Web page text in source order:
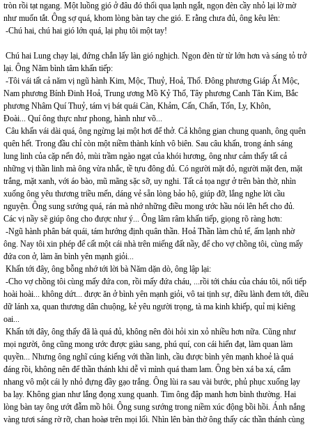
tròn rồi tạt ngang. Một luồng gió ở đâu đó thổi qua lạnh ngắt, ngọn đèn cầy nhỏ lại lờ mờ
như muốn tắt. Ông sợ quá, khom lòng bàn tay che gió. E rằng chưa đủ, ông kêu lên:
-Chú hai, chú hai gió lớn quá, lại phụ tôi một tay!
Chú hai Lung chạy lại, đứng chắn lấy làn gió nghịch. Ngọn đèn từ từ lớn hơn và sáng tỏ trở
lại. Ông Năm bình tâm khấn tiếp:
-Tôi vái tất cả năm vị ngũ hành Kim, Mộc, Thuỷ, Hoả, Thổ. Đông phương Giáp Ất Mộc,
Nam phương Bính Đinh Hoả, Trung ương Mồ Kỷ Thổ, Tây phương Canh Tân Kim, Bắc
phương Nhâm Quí Thuỷ, tám vị bát quái Càn, Khảm, Cấn, Chấn, Tốn, Ly, Khôn,
Đoài... Quí ông thực như phong, hành như võ...
Câu khấn vái dài quá, ông ngừng lại một hơi để thở. Cả không gian chung quanh, ông quên
quên hết. Trong đầu chỉ còn một niềm thành kính vô biên. Sau câu khấn, trong ánh sáng
lung linh của cặp nến đỏ, mùi trầm ngào ngạt của khói hương, ông như cảm thấy tất cả
những vị thần linh mà ông vừa nhắc, tề tựu đông đủ. Có người mặt đỏ, người mặt đen, mặt
trắng, mặt xanh, với áo bào, mũ mãng sặc sỡ, uy nghi. Tất cả tọa ngự ở trên bàn thờ, nhìn
xuống ông yêu thương triều mến, dáng vẻ sẵn lòng bảo hộ, giúp đỡ, lắng nghe lời cầu
nguyện. Ông sung sướng quá, rán mà nhớ những điều mong ước hầu nói lên hết cho đủ.
Các vị nầy sẽ giúp ông cho được như ý... Ông lâm râm khấn tiếp, giọng rõ ràng hơn:
-Ngũ hành phân bát quái, tám hướng định quân thần. Hoả Thần làm chủ tể, ấm lạnh nhờ
ông. Nay tôi xin phép để cất một cái nhà trên miếng đất nầy, để cho vợ chồng tôi, cùng mấy
đứa con ở, làm ăn bình yên mạnh giỏi...
Khấn tới đây, ông bỗng nhớ tới lời bà Năm dặn dò, ông lập lại:
-Cho vợ chồng tôi cùng mấy đứa con, rồi mấy đứa cháu, ...rồi tới cháu của cháu tôi, nối tiếp
hoài hoài... không dứt... được ăn ở bình yên mạnh giỏi, vô tai tịnh sự, điều lành đem tới, điều
dữ lánh xa, quan thương dân chuộng, kẻ yêu người trọng, tà ma kinh khiếp, quỉ mị kiêng
oai...
Khấn tới đây, ông thấy đã là quá đủ, không nên đòi hỏi xin xỏ nhiều hơn nữa. Cũng như
mọi người, ông cũng mong ước được giàu sang, phú quí, con cái hiển đạt, làm quan làm
quyền... Nhưng ông nghĩ cúng kiếng với thần linh, cầu được bình yên mạnh khoẻ là quá
đáng rồi, không nên để thần thánh khi dễ vì mình quá tham lam. Ông bèn xá ba xá, cắm
nhang vô một cái ly nhỏ đựng đầy gạo trắng. Ông lùi ra sau vài bước, phủ phục xuống lạy
ba lạy. Không gian như lắng đọng xung quanh. Tim ông đập manh hơn bình thường. Hai
lòng bàn tay ông ướt đẫm mồ hôi. Ông sung sướng trong niềm xúc động bồi hồi. Ánh nắng
vàng tươi sáng rờ rỡ, chan hoàø trên mọi lối. Nhìn lên bàn thờ ông thấy các thần thánh cùng